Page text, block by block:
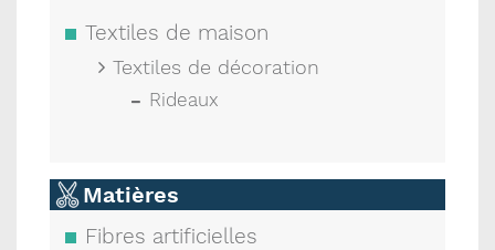
Textiles de maison
Textiles de décoration
Rideaux
Matières
Fibres artificielles